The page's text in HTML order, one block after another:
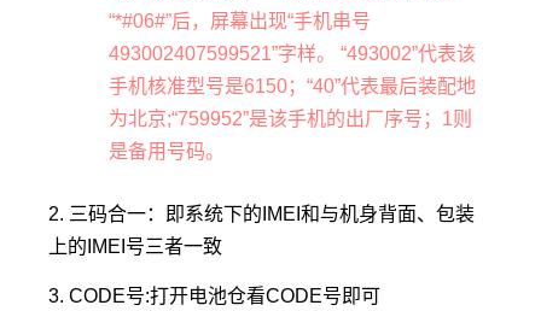
“*#06#”后，屏幕出现“手机串号
493002407599521”字样。 “493002”代表该
手机核准型号是6150；“40”代表最后装配地
为北京;“759952”是该手机的出厂序号；1则
是备用号码。
2. 三码合一：即系统下的IMEI和与机身背面、包装
上的IMEI号三者一致
3. CODE号:打开电池仓看CODE号即可